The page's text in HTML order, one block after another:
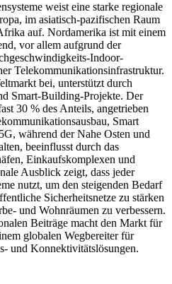
weist eine starke regionale
im asiatisch-pazifischen Raum
auf. Nordamerika ist mit einem
vor allem aufgrund der
Indoor-
Telekommunikationsinfrastruktur.
bei, unterstützt durch
Smart-Building-Projekte. Der
30 % des Anteils, angetrieben
Smart
während der Nahe Osten und
beeinflusst durch das
Einkaufskomplexen und
Ausblick zeigt, dass jeder
nutzt, um den steigenden Bedarf
Sicherheitsnetze zu stärken
und Wohnräumen zu verbessern.
Beiträge macht den Markt für
globalen Wegbereiter für
und Konnektivitätslösungen.